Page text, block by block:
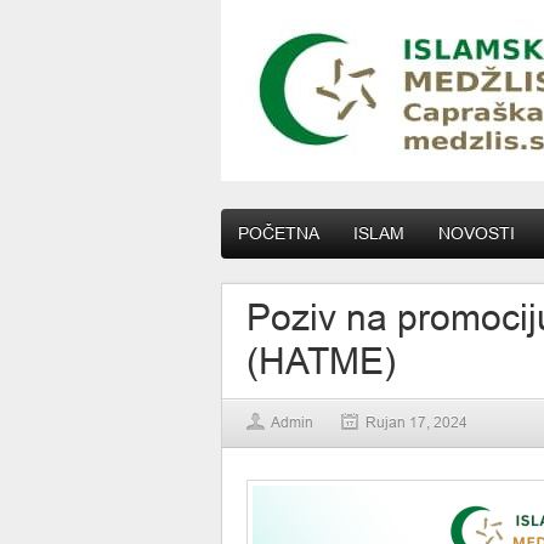
POČETNA ISLAM NOVOSTI
Poziv na
(HATME)
Admin Rujan 17, 2024